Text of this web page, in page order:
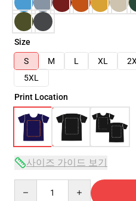
Size
S
M L XL
5XL
Print Location
사이즈 가이드 보기